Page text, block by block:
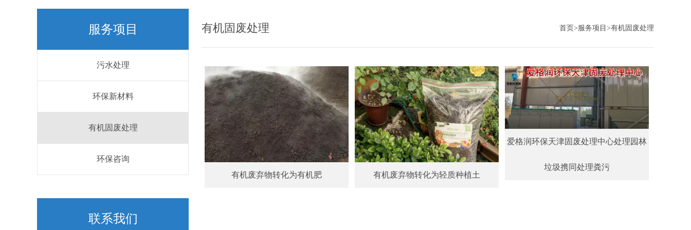
服务项目
污水处理
环保新材料
有机固废处理
环保咨询
联系我们
有机固废处理 首页>服务项目 >有机固废处理
有机废弃物转化为有机肥 有机废弃物转化为轻质种植土
爱格润环保天津固废处理中心处理园林
垃圾携同处理粪污